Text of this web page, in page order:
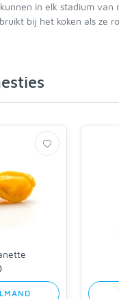
in elk stadium
bij het koken als ze